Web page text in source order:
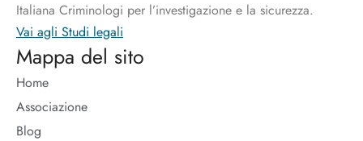
Italiana Criminologi per l’investigazione e la sicurezza.
Vai agli Studi legali
Mappa del sito
Home
Associazione
Blog